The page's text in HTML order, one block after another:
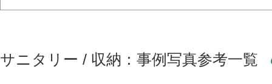
サニタリー / 収納：事例写真参考一覧